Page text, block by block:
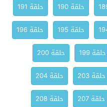
حلقة 190
حلقة 191
حلقة 195
حلقة 196
حلقة 199
حلقة 200
حلقة 203
حلقة 204
حلقة 207
حلقة 208